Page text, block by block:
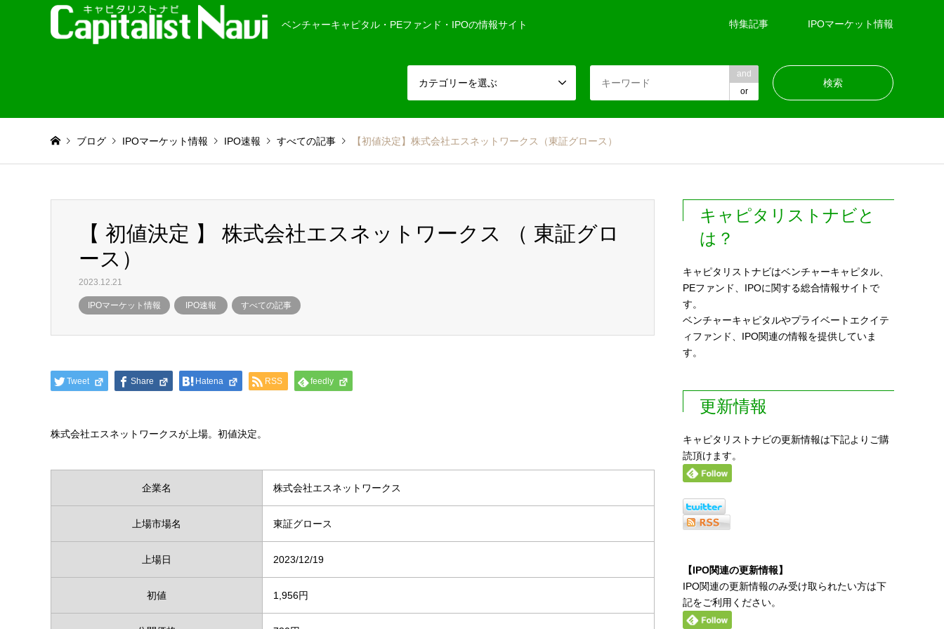
ベンチャーキャピタル・PEファンド・IPOの情報サイト 特集記事 IPOマーケット情報
カテゴリーを選ぶ
and
or
ブログ IPOマーケット情報 IPO速報 すべての記事 【初値決定】株式会社エスネットワークス（東証グロース）
【 初値決定 】 株式会社エスネットワークス （ 東証グロ
ース）
2023.12.21
IPOマーケット情報 IPO速報 すべての記事
Tweet Share Hatena RSS feedly
株式会社エスネットワークスが上場。初値決定。
企業名 株式会社エスネットワークス
上場市場名 東証グロース
上場日 2023/12/19
初値 1,956円
キャピタリストナビと
は？
キャピタリストナビはベンチャーキャピタル、
PEファンド、IPOに関する総合情報サイトで
す。
ベンチャーキャピタルやプライベートエクイテ
ィファンド、IPO関連の情報を提供していま
す。
更新情報
キャピタリストナビの更新情報は下記よりご購
読頂けます。
【IPO関連の更新情報】
IPO関連の更新情報のみ受け取られたい方は下
記をご利用ください。